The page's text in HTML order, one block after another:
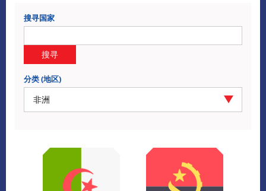
搜寻国家
搜寻
分类 (地区)
非洲